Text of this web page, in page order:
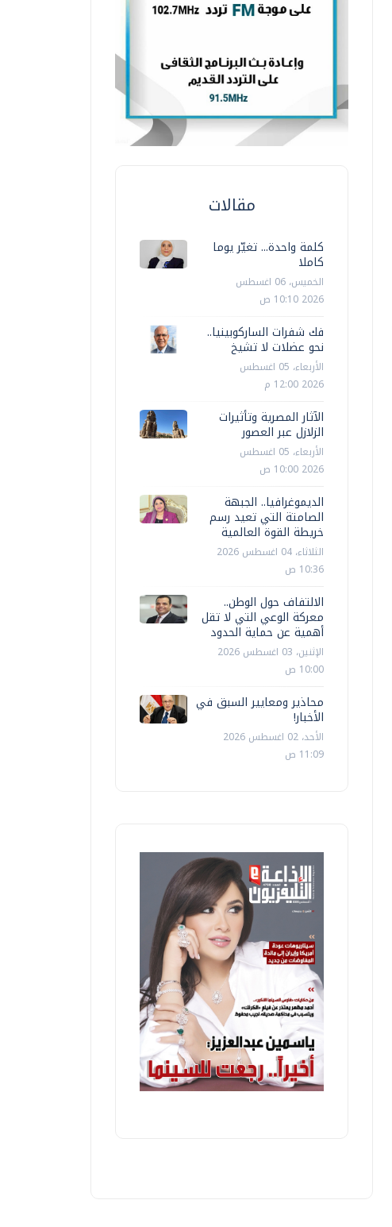
مقالات
كلمة واحدة... تغيّر يوما
كاملا
الخميس، 06 اغسطس
2026 10:10 ص
فك شفرات الساركوبينيا..
نحو عضلات لا تشيخ
الأربعاء، 05 اغسطس
2026 12:00 م
الآثار المصرية وتأثيرات
الزلازل عبر العصور
الأربعاء، 05 اغسطس
2026 10:00 ص
الديموغرافيا.. الجبهة
الصامتة التي تعيد رسم
خريطة القوة العالمية
الثلاثاء، 04 اغسطس 2026
10:36 ص
الالتفاف حول الوطن..
معركة الوعي التي لا تقل
أهمية عن حماية الحدود
الإثنين، 03 اغسطس 2026
10:00 ص
محاذير ومعايير السبق في
الأخبار!
الأحد، 02 اغسطس 2026
11:09 ص